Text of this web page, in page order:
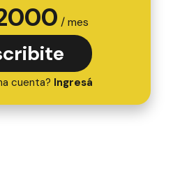
/ mes
cuenta? Ingresá